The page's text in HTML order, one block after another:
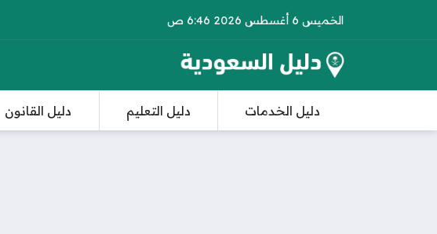
الخميس 6 أغسطس 2026 6:46 ص
دليل الخدمات دليل التعليم دليل القانون